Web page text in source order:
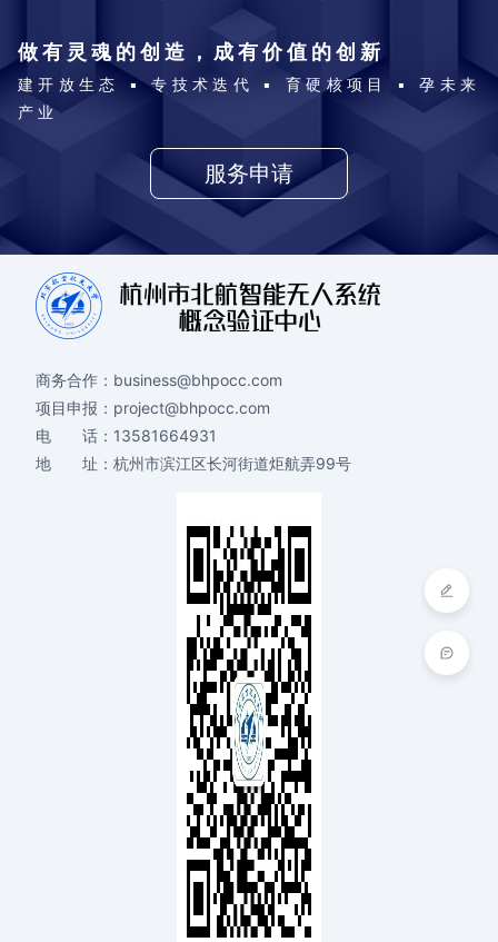
做有灵魂的创造，成有价值的创新
建开放生态 ▪ 专技术迭代 ▪ 育硬核项目 ▪ 孕未来
产业
服务申请
商务合作： business@bhpocc.com
项目申报： project@bhpocc.com
电 话： 13581664931
地 址： 杭州市滨江区长河街道炬航弄99号